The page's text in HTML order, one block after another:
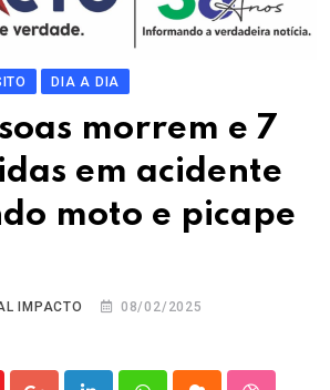
DIA A DIA
morrem e 7
em acidente
moto e picape
IMPACTO
08/02/2025